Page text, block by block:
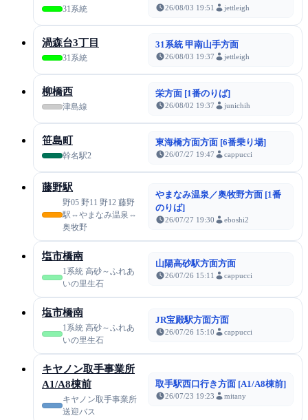
31系統 26/08/03 19:51 jettleigh
渦森台3丁目
31系統
31系統 甲南山手方面
26/08/03 19:37 jettleigh
柳橋西
津島線
栄方面 [1番のりば]
26/08/02 19:37 junichih
笹島町
幹名駅2
東海橋方面方面 [6番乗り場]
26/07/27 19:47 cappucci
藤野駅
野05 野11 野12 藤野
駅⇔やまなみ温泉⇔
奥牧野
やまなみ温泉／奥牧野方面 [1番
のりば]
26/07/27 19:30 eboshi2
塩市橋南
1系統 高砂～ふれあ
いの里生石
山陽高砂駅方面方面
26/07/26 15:11 cappucci
塩市橋南
1系統 高砂～ふれあ
いの里生石
JR宝殿駅方面方面
26/07/26 15:10 cappucci
キヤノン取手事業所
A1/A8棟前
キヤノン取手事業所
送迎バス
取手駅西口行き方面 [A1/A8棟前]
26/07/23 19:23 mitany